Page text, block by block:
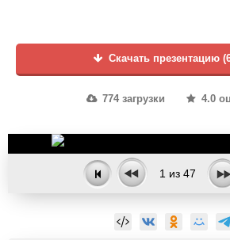
Скачать презентацию
774 загрузки 4.0
1 из 47